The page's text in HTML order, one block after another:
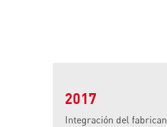
2017
Integración del